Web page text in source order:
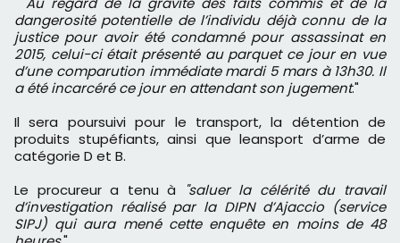
dangerosité potentielle de l’individu déjà connu de la
justice pour avoir été condamné pour assassinat en
2015, celui-ci était présenté au parquet ce jour en vue
d’une comparution immédiate mardi 5 mars à 13h30. Il
a été incarcéré ce jour en attendant son jugement."
Il sera poursuivi pour le transport, la détention de
produits stupéfiants, ainsi que leansport d’arme de
catégorie D et B.
Le procureur a tenu à
"saluer la célérité du travail
d’investigation réalisé par la DIPN d’Ajaccio (service
SIPJ) qui aura mené cette enquête en moins de 48